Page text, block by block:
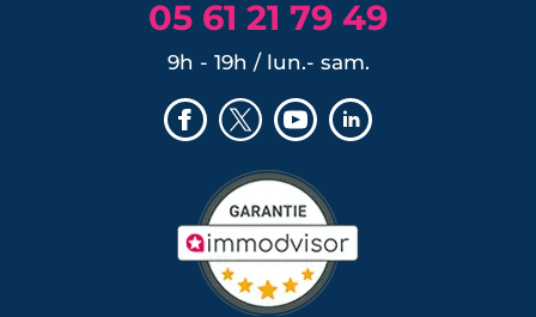
05 61 21 79 49
9h - 19h / lun.- sam.